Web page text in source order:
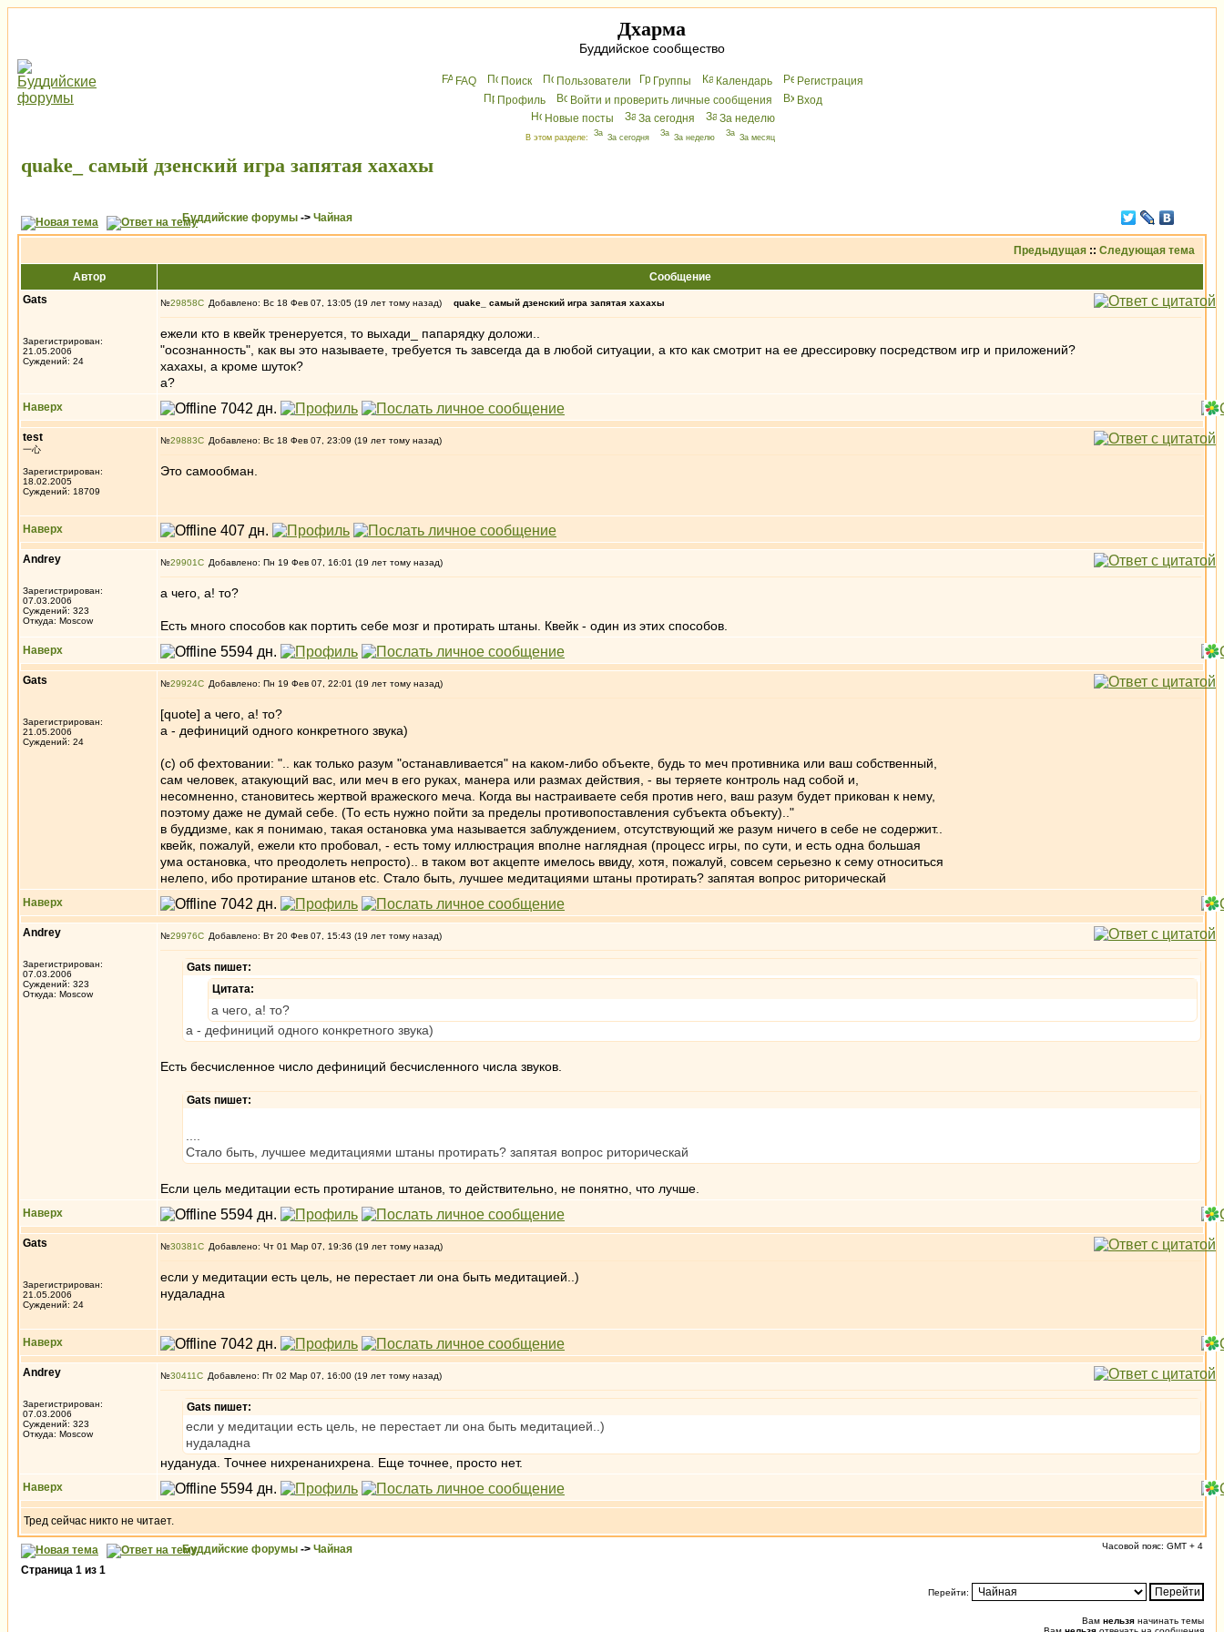
Дхарма
Буддийское сообщество
FAQ Поиск Пользователи Группы Календарь
Peгиcтрaция
Профиль
Войти и проверить личные сообщения
Вхoд
Новые посты
За сегодня За неделю
В этом разделе: За сегодня За неделю За месяц
quake_ самый дзенский игра запятая хахахы
Буддийские форумы -> Чайная
Предыдущая :: Следующая тема
Автор
Сообщение
Gats
Зарегистрирован:
21.05.2006
Суждений: 24
№29858 Добавлено: Вс 18 Фев 07, 13:05 (19 лет тому назад) quake_ самый дзенский игра запятая хахахы
ежели кто в квейк тренеруется, то выхади_ папарядку доложи..
"осознанность", как вы это называете, требуется ть завсегда да в любой ситуации, а кто как смотрит на ее дрессировку посредством игр и приложений?
хахахы, а кроме шуток?
а?
Наверх
test
一心
Зарегистрирован:
18.02.2005
Суждений: 18709
№29883 Добавлено: Вс 18 Фев 07, 23:09 (19 лет тому назад)
Это самообман.
Наверх
Andrey
Зарегистрирован:
07.03.2006
Суждений: 323
Откуда: Moscow
№29901 Добавлено: Пн 19 Фев 07, 16:01 (19 лет тому назад)
а чего, а! то?
Есть много способов как портить себе мозг и протирать штаны. Квейк - один из этих способов.
Наверх
Gats
Зарегистрирован:
21.05.2006
Суждений: 24
№29924 Добавлено: Пн 19 Фев 07, 22:01 (19 лет тому назад)
[quote] а чего, а! то?
а - дефиниций одного конкретного звука)
(с) об фехтовании: ".. как только разум "останавливается" на каком-либо объекте, будь то меч противника или ваш собственный,
сам человек, атакующий вас, или меч в его руках, манера или размах действия, - вы теряете контроль над собой и,
несомненно, становитесь жертвой вражеского меча. Когда вы настраиваете себя против него, ваш разум будет прикован к нему,
поэтому даже не думай себе. (То есть нужно пойти за пределы противопоставления субъекта объекту).."
в буддизме, как я понимаю, такая остановка ума называется заблуждением, отсутствующий же разум ничего в себе не содержит..
квейк, пожалуй, ежели кто пробовал, - есть тому иллюстрация вполне наглядная (процесс игры, по сути, и есть одна большая
ума остановка, что преодолеть непросто).. в таком вот акцепте имелось ввиду, хотя, пожалуй, совсем серьезно к сему относиться
нелепо, ибо протирание штанов etc. Стало быть, лучшее медитациями штаны протирать? запятая вопрос риторическай
Наверх
Andrey
Зарегистрирован:
07.03.2006
Суждений: 323
Откуда: Moscow
№29976 Добавлено: Вт 20 Фев 07, 15:43 (19 лет тому назад)
Gats пишет:
Цитата:
а чего, а! то?
а - дефиниций одного конкретного звука)
Есть бесчисленное число дефиниций бесчисленного числа звуков.
Gats пишет:
Стало быть, лучшее медитациями штаны протирать? запятая вопрос риторическай
Если цель медитации есть протирание штанов, то действительно, не понятно, что лучше.
Наверх
Gats
Зарегистрирован:
21.05.2006
Суждений: 24
№30381 Добавлено: Чт 01 Мар 07, 19:36 (19 лет тому назад)
если у медитации есть цель, не перестает ли она быть медитацией..)
нудаладна
Наверх
Andrey
Зарегистрирован:
07.03.2006
Суждений: 323
Откуда: Moscow
№30411 Добавлено: Пт 02 Мар 07, 16:00 (19 лет тому назад)
Gats пишет:
если у медитации есть цель, не перестает ли она быть медитацией..)
нудаладна
нудануда. Точнее нихренанихрена. Еще точнее, просто нет.
Наверх
Тред сейчас никто не читает.
Буддийские форумы -> Чайная Часовой пояс: GMT + 4
Страница 1 из 1
Перейти:
Вам нельзя начинать темы